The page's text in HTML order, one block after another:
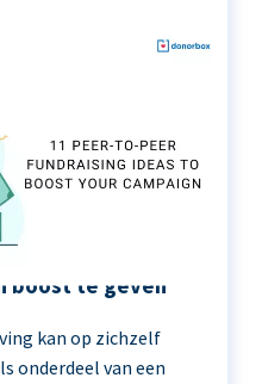
boost te geven
kan op zichzelf
onderdeel van een